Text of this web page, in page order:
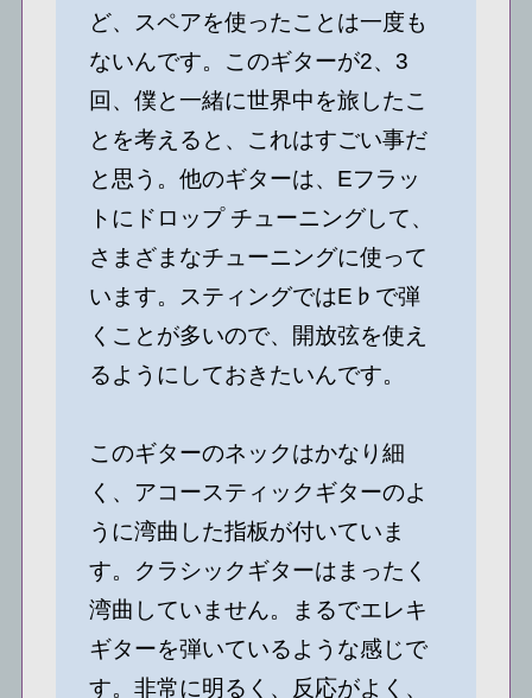
ど、スペアを使ったことは一度も
ないんです。このギターが2、3
回、僕と一緒に世界中を旅したこ
とを考えると、これはすごい事だ
と思う。他のギターは、Eフラッ
トにドロップ チューニングして、
さまざまなチューニングに使って
います。スティングではE♭で弾
くことが多いので、開放弦を使え
るようにしておきたいんです。
このギターのネックはかなり細
く、アコースティックギターのよ
うに湾曲した指板が付いていま
す。クラシックギターはまったく
湾曲していません。まるでエレキ
ギターを弾いているような感じで
す。非常に明るく、反応がよく、